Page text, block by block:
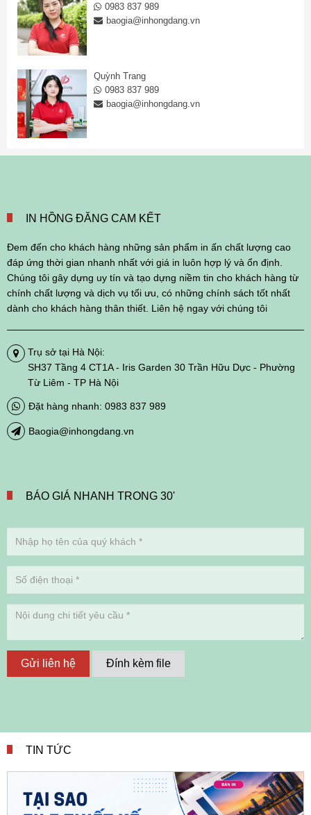
0983 837 989
baogia@inhongdang.vn
Quỳnh Trang
0983 837 989
baogia@inhongdang.vn
IN HỒNG ĐĂNG CAM KẾT
Đem đến cho khách hàng những sản phẩm in ấn chất lượng cao
đáp ứng thời gian nhanh nhất với giá in luôn hợp lý và ổn định.
Chúng tôi gây dựng uy tín và tạo dựng niềm tin cho khách hàng từ
chính chất lượng và dịch vụ tối ưu, có những chính sách tốt nhất
dành cho khách hàng thân thiết. Liên hệ ngay với chúng tôi
Trụ sở tại Hà Nội:
SH37 Tầng 4 CT1A - Iris Garden 30 Trần Hữu Dực - Phường
Từ Liêm - TP Hà Nội
Đặt hàng nhanh: 0983 837 989
Baogia@inhongdang.vn
BÁO GIÁ NHANH TRONG 30'
Gửi liên hệ Đính kèm file
TIN TỨC